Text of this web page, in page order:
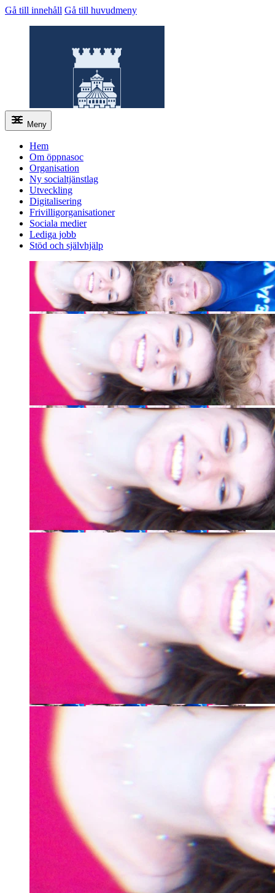
Gå till innehåll Gå till huvudmeny
Öppnasoc
Meny
Hem
Om öppnasoc
Organisation
Ny socialtjänstlag
Utveckling
Digitalisering
Frivilligorganisationer
Sociala medier
Lediga jobb
Stöd och självhjälp